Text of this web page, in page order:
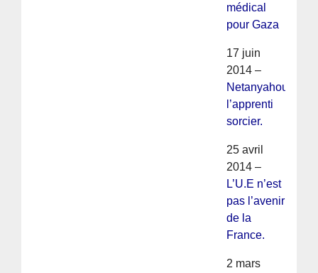
médical
pour Gaza
17 juin
2014 –
Netanyahou
l’apprenti
sorcier.
25 avril
2014 –
L’U.E n’est
pas l’avenir
de la
France.
2 mars